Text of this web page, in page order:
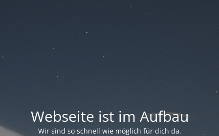
Webseite ist im Aufbau
Wir sind so schnell wie möglich für dich da.